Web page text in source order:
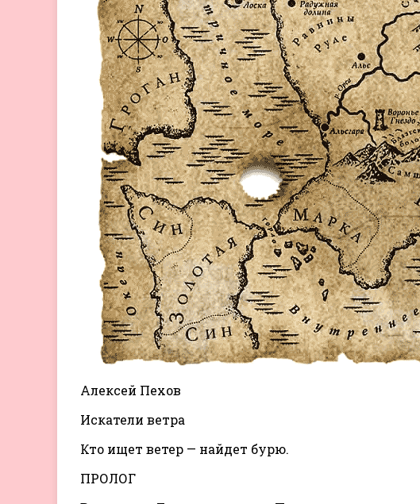
Алексей Пехов
Искатели ветра
Кто ищет ветер — найдет бурю.
ПРОЛОГ